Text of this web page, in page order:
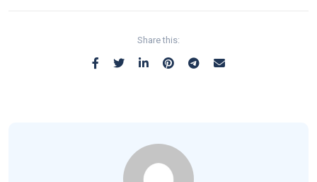
Share this: